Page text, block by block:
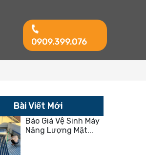
0909.399.076
Bài Viết Mới
Báo Giá Vệ Sinh Máy
Năng Lượng Mặt...